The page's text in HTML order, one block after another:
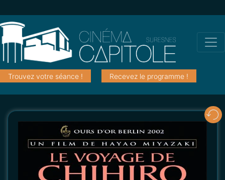
Trouvez votre séance ! Recevez le programme !